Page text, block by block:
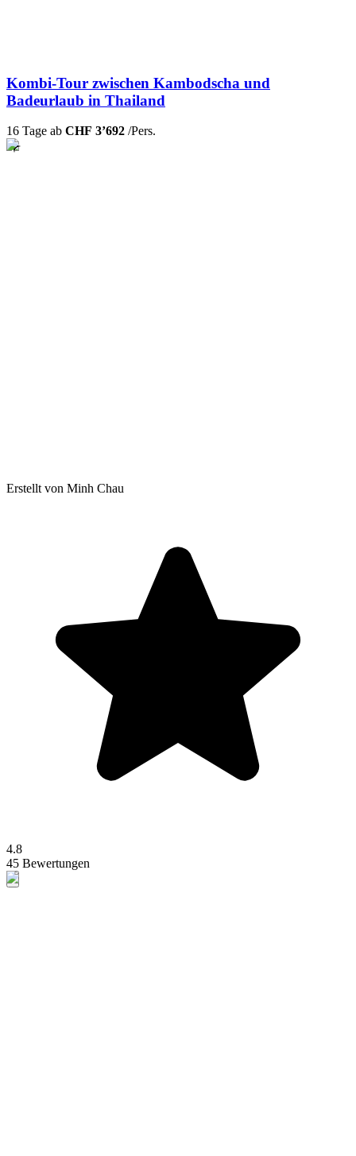
Kombi-Tour zwischen Kambodscha und
Badeurlaub in Thailand
16 Tage ab CHF 3’692 /Pers.
Erstellt von Minh Chau
4.8
45 Bewertungen